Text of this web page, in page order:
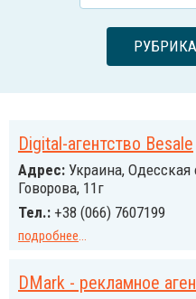
Digital-агентство Besale
Адрес: Украина, Одесская
Говорова, 11г
Тел.: +38 (066) 7607199
подробнее...
DMark - рекламное